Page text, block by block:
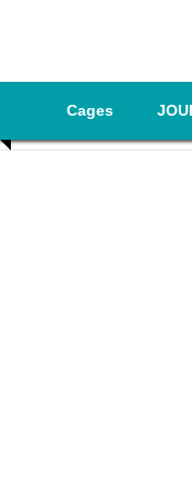
Cages